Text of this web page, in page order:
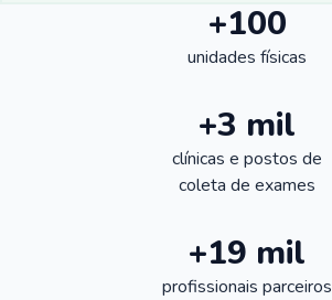
+100
unidades físicas
+3 mil
clínicas e postos de
coleta de exames
+19 mil
profissionais parceiros